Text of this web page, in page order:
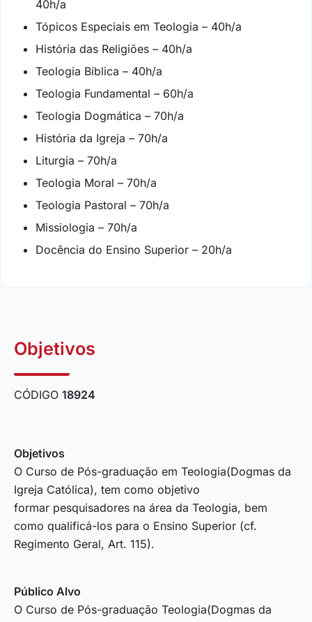
40h/a
Tópicos Especiais em Teologia – 40h/a
História das Religiões – 40h/a
Teologia Bíblica – 40h/a
Teologia Fundamental – 60h/a
Teologia Dogmática – 70h/a
História da Igreja – 70h/a
Liturgia – 70h/a
Teologia Moral – 70h/a
Teologia Pastoral – 70h/a
Missiologia – 70h/a
Docência do Ensino Superior – 20h/a
Objetivos
CÓDIGO 18924
Objetivos
O Curso de Pós-graduação em Teologia(Dogmas da
Igreja Católica), tem como objetivo
formar pesquisadores na área da Teologia, bem
como qualificá-los para o Ensino Superior (cf.
Regimento Geral, Art. 115).
Público Alvo
O Curso de Pós-graduação Teologia(Dogmas da